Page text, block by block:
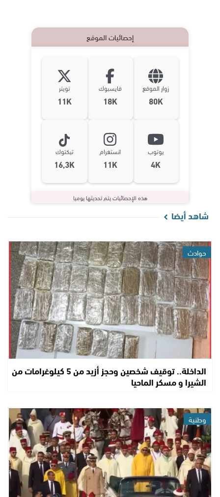
إحصائيات الموقع
زوار الموقع
80K
فايسبوك
18K
تويتر
11K
يوتوب
4K
انستغرام
11K
تيكتوك
16,3K
هذه الإحصائيات يتم تحديثها يوميا
شاهد أيضا
حوادث
الداخلة.. توقيف شخصين وحجز أزيد من 5 كيلوغرامات من
الشيرا و مسكر الماحيا
وطنية